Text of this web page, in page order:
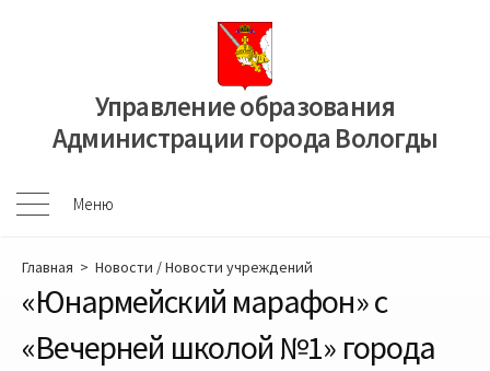
Управление образования
Администрации города Вологды
Меню
Меню
Главная > Новости /Новости учреждений
«Юнармейский марафон» с
«Вечерней школой №1» города